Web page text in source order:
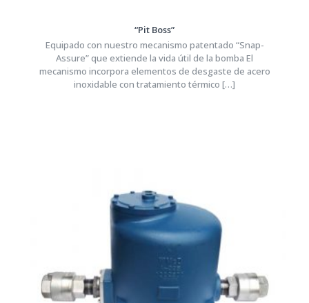
“Pit Boss”
Equipado con nuestro mecanismo patentado “Snap-
Assure” que extiende la vida útil de la bomba El
mecanismo incorpora elementos de desgaste de acero
inoxidable con tratamiento térmico […]